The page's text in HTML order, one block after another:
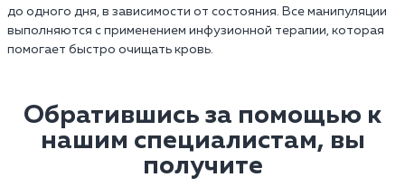
до одного дня, в зависимости от состояния. Все манипуляции
выполняются с применением инфузионной терапии, которая
помогает быстро очищать кровь.
Обратившись за помощью к
нашим специалистам, вы
получите